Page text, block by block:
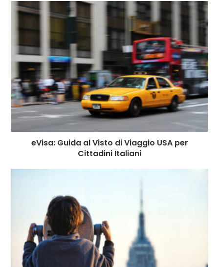
o
o
k
g
e
r
n p
p
a
m
e
st
eVisa: Guida al Visto di Viaggio USA per
Cittadini Italiani